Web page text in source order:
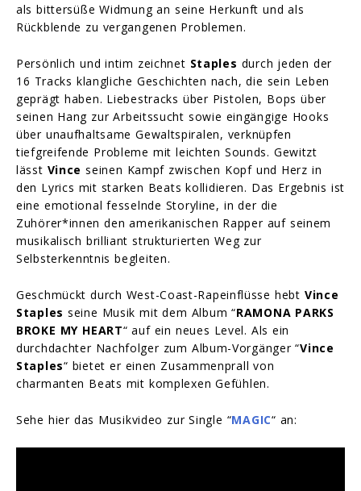
als bittersüße Widmung an seine Herkunft und als
Rückblende zu vergangenen Problemen.
Persönlich und intim zeichnet Staples durch jeden der
16 Tracks klangliche Geschichten nach, die sein Leben
geprägt haben. Liebestracks über Pistolen, Bops über
seinen Hang zur Arbeitssucht sowie eingängige Hooks
über unaufhaltsame Gewaltspiralen, verknüpfen
tiefgreifende Probleme mit leichten Sounds. Gewitzt
lässt Vince seinen Kampf zwischen Kopf und Herz in
den Lyrics mit starken Beats kollidieren. Das Ergebnis ist
eine emotional fesselnde Storyline, in der die
Zuhörer*innen den amerikanischen Rapper auf seinem
musikalisch brilliant strukturierten Weg zur
Selbsterkenntnis begleiten.
Geschmückt durch West-Coast-Rapeinflüsse hebt Vince
Staplesseine Musik mit dem Album “RAMONA PARKS
BROKE MY HEART“ auf ein neues Level. Als ein
durchdachter Nachfolger zum Album-Vorgänger “Vince
Staples“ bietet er einen Zusammenprall von
charmanten Beats mit komplexen Gefühlen.
Sehe hier das Musikvideo zur Single “MAGIC“ an: